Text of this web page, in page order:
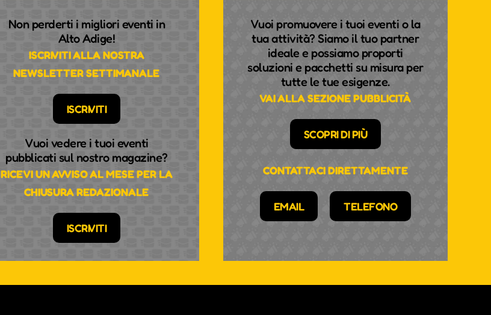
Non perderti i migliori eventi in
Alto Adige!
ISCRIVITI ALLA NOSTRA
NEWSLETTER SETTIMANALE
ISCRIVITI
Vuoi vedere i tuoi eventi
pubblicati sul nostro magazine?
RICEVI UN AVVISO AL MESE PER LA
CHIUSURA REDAZIONALE
ISCRIVITI
Vuoi promuovere i tuoi eventi o la
tua attività? Siamo il tuo partner
ideale e possiamo proporti
soluzioni e pacchetti su misura per
tutte le tue esigenze.
VAI ALLA SEZIONE PUBBLICITÀ
SCOPRI DI PIÙ
CONTATTACI DIRETTAMENTE
EMAIL TELEFONO